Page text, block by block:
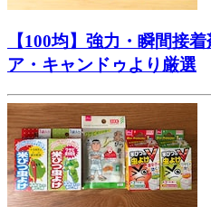
【100均】強力・瞬間接
ア・キャンドゥより厳選